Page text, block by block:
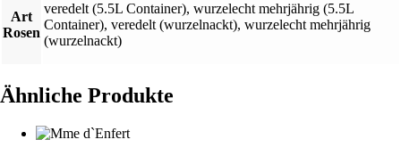
Art
Rosen
veredelt (5.5L Container), wurzelecht mehrjährig (5.5L
Container), veredelt (wurzelnackt), wurzelecht mehrjährig
(wurzelnackt)
Ähnliche Produkte